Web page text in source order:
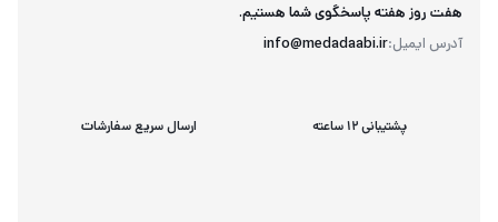
آدرس ایمیل:info@medadaabi.ir
هفت روز هفته پاسخگوی شما هستیم.
پشتیبانی 12 ساعته ارسال سریع سفارشات